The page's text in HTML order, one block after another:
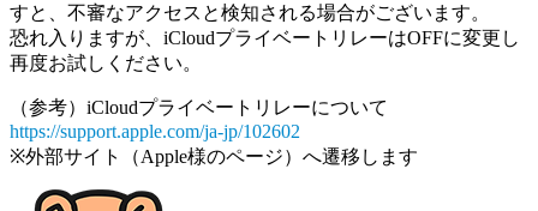
すと、不審なアクセスと検知される場合がございます。
恐れ入りますが、iCloudプライベートリレーはOFFに変更し
再度お試しください。
（参考）iCloudプライベートリレーについて
https://support.apple.com/ja-jp/102602
※外部サイト（Apple様のページ）へ遷移します